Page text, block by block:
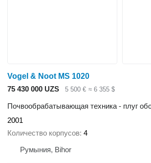
Vogel & Noot MS 1020
75 430 000 UZS
5 500 € ≈ 6 355 $
Почвообрабатывающая техника - плуг
2001
Количество корпусов 4
Румыния, Bihor